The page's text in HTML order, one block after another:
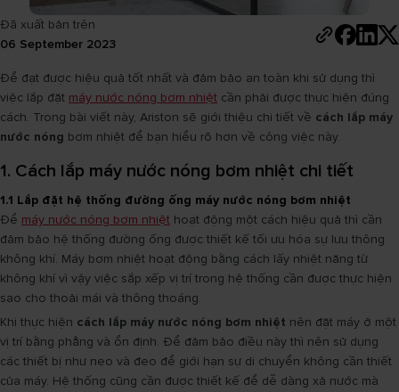
Đã xuất bản trên
06 September 2023
Để đạt được hiệu quả tốt nhất và đảm bảo an toàn khi sử dụng thì
việc lắp đặt máy nước nóng bơm nhiệt cần phải được thực hiện đúng
cách. Trong bài viết này, Ariston sẽ giới thiệu chi tiết về cách lắp máy
nước nóng bơm nhiệt để bạn hiểu rõ hơn về công việc này.
1. Cách lắp máy nước nóng bơm nhiệt chi tiết
1.1 Lắp đặt hệ thống đường ống máy nước nóng bơm nhiệt
Để máy nước nóng bơm nhiệt hoạt động một cách hiệu quả thì cần
đảm bảo hệ thống đường ống được thiết kế tối ưu hóa sự lưu thông
không khí. Máy bơm nhiệt hoạt động bằng cách lấy nhiệt năng từ
không khí vì vậy việc sắp xếp vị trí trong hệ thống cần được thực hiện
sao cho thoải mái và thông thoáng.
Khi thực hiện cách lắp máy nước nóng bơm nhiệt nên đặt máy ở một
vị trí bằng phẳng và ổn định. Để đảm bảo điều này thì nên sử dụng
các thiết bị như neo và đeo để giới hạn sự di chuyển không cần thiết
của máy. Hệ thống cũng cần được thiết kế để dễ dàng xả nước mà